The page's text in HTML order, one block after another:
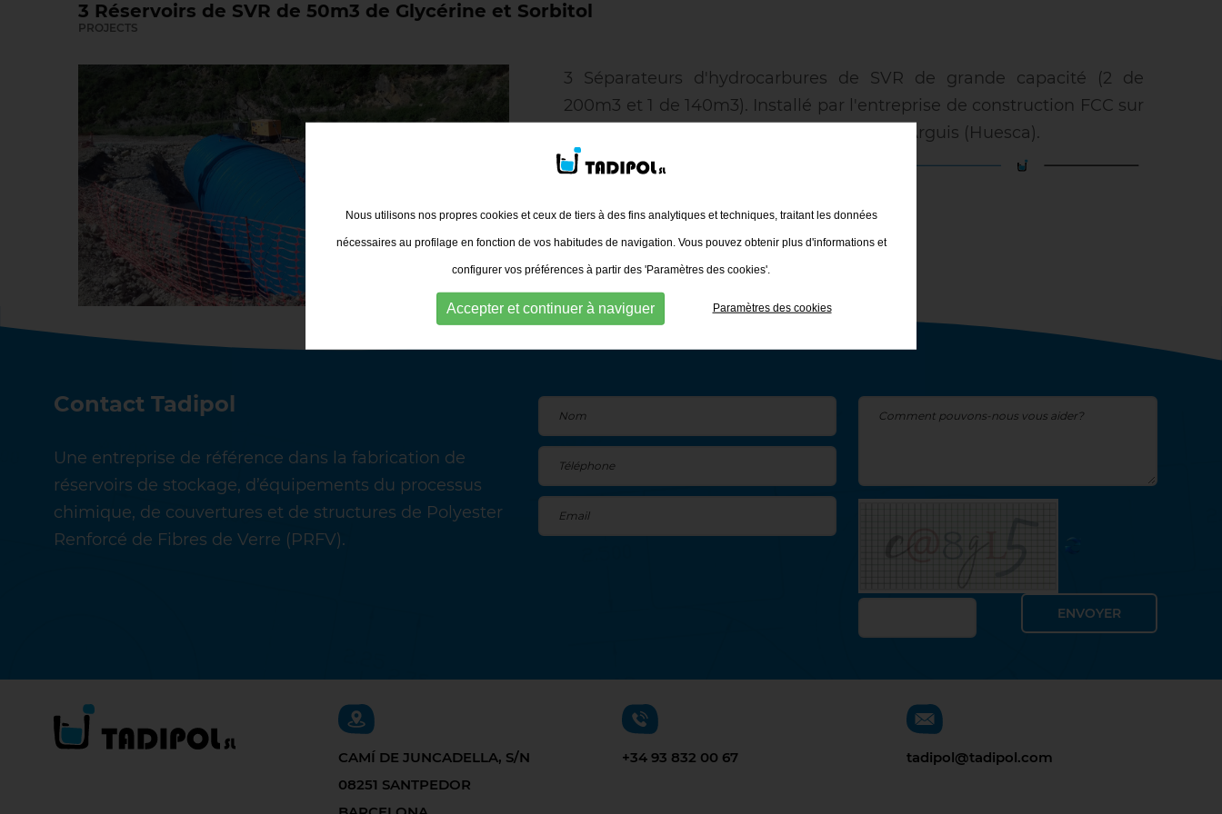
3 Réservoirs de SVR de 50m3 de Glycérine et Sorbitol
PROJECTS
3 Séparateurs d'hydrocarbures de SVR de grande capacité (2 de
200m3 et 1 de 140m3). Installé par l'entreprise de construction FCC sur
l'autoroute mudéjar, A-23, en passant par Arguis (Huesca).
RETOUR À LA LISTE
Contact Tadipol
Une entreprise de référence dans la fabrication de
réservoirs de stockage, d’équipements du processus
chimique, de couvertures et de structures de Polyester
Renforcé de Fibres de Verre (PRFV).
CAMÍ DE JUNCADELLA, S/N
08251 SANTPEDOR
+34 93 832 00 67 tadipol@tadipol.com
Nous utilisons nos propres cookies et ceux de tiers à des fins analytiques et techniques, traitant les données
nécessaires au profilage en fonction de vos habitudes de navigation. Vous pouvez obtenir plus d'informations et
configurer vos préférences à partir des 'Paramètres des cookies'.
Accepter et continuer à naviguer Paramètres des cookies